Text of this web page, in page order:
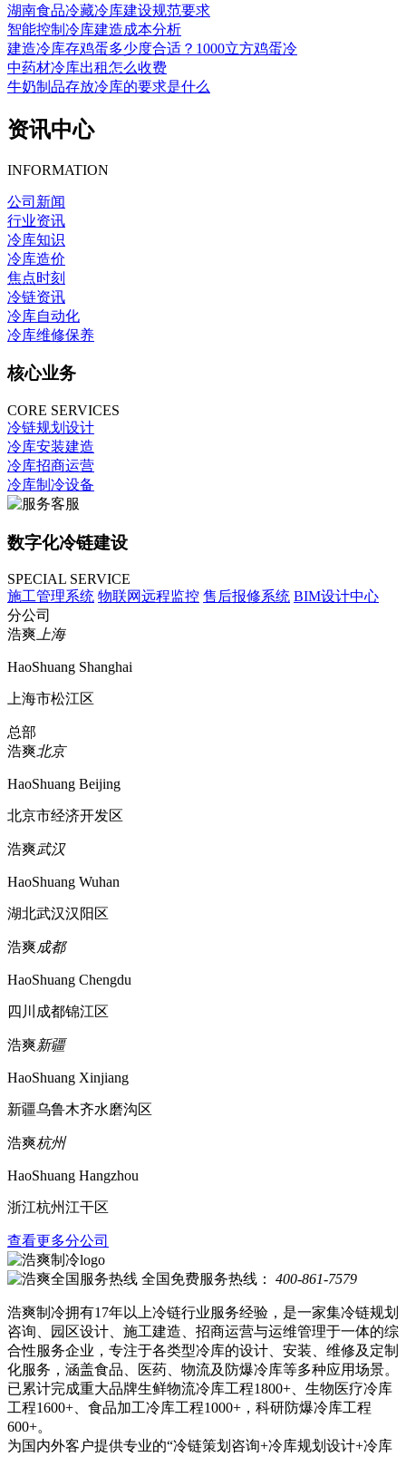
湖南食品冷藏冷库建设规范要求
智能控制冷库建造成本分析
建造冷库存鸡蛋多少度合适？1000立方鸡蛋冷
中药材冷库出租怎么收费
牛奶制品存放冷库的要求是什么
资讯中心
INFORMATION
公司新闻
行业资讯
冷库知识
冷库造价
焦点时刻
冷链资讯
冷库自动化
冷库维修保养
核心业务
CORE SERVICES
冷链规划设计
冷库安装建造
冷库招商运营
冷库制冷设备
数字化冷链建设
SPECIAL SERVICE
施工管理系统 物联网远程监控 售后报修系统 BIM设计中心
分公司
浩爽上海
HaoShuang Shanghai
上海市松江区
总部
浩爽北京
HaoShuang Beijing
北京市经济开发区
浩爽武汉
HaoShuang Wuhan
湖北武汉汉阳区
浩爽成都
HaoShuang Chengdu
四川成都锦江区
浩爽新疆
HaoShuang Xinjiang
新疆乌鲁木齐水磨沟区
浩爽杭州
HaoShuang Hangzhou
浙江杭州江干区
查看更多分公司
全国免费服务热线： 400-861-7579
浩爽制冷拥有17年以上冷链行业服务经验，是一家集冷链规划
咨询、园区设计、施工建造、招商运营与运维管理于一体的综
合性服务企业，专注于各类型冷库的设计、安装、维修及定制
化服务，涵盖食品、医药、物流及防爆冷库等多种应用场景。
已累计完成重大品牌生鲜物流冷库工程1800+、生物医疗冷库
工程1600+、食品加工冷库工程1000+，科研防爆冷库工程
600+。
为国内外客户提供专业的“冷链策划咨询+冷库规划设计+冷库